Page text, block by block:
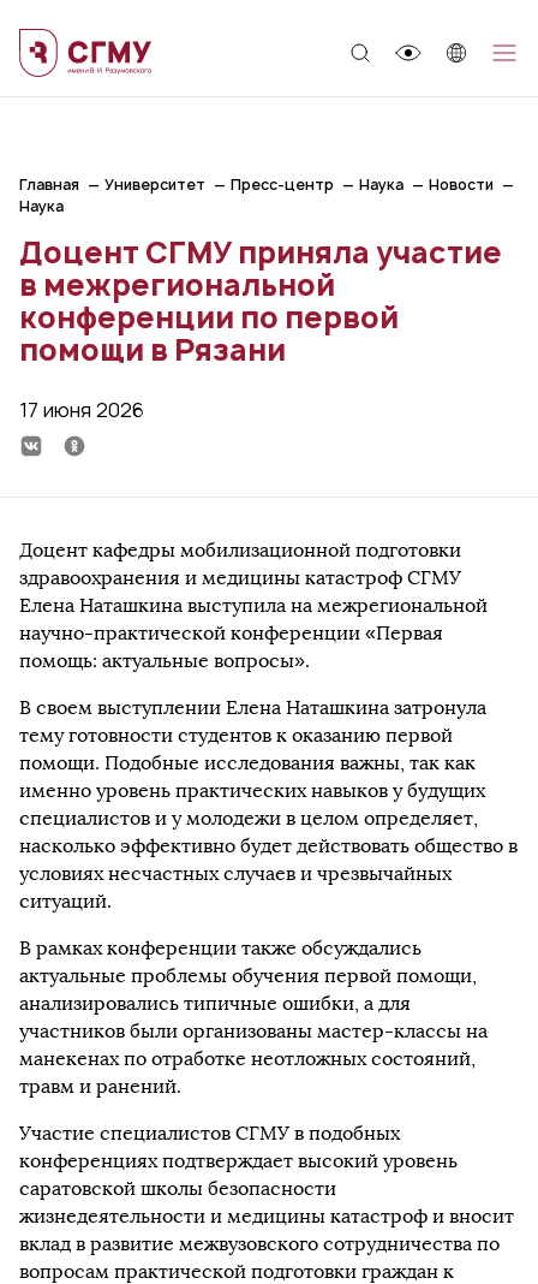
Главная Университет Пресс-центр Наука
Новости
Наука
Доцент СГМУ приняла участие
в межрегиональной
конференции по первой
помощи в Рязани
17 июня 2026
Доцент кафедры мобилизационной подготовки
здравоохранения и медицины катастроф СГМУ
Елена Наташкина выступила на межрегиональной
научно-практической конференции «Первая
помощь: актуальные вопросы».
В своем выступлении Елена Наташкина затронула
тему готовности студентов к оказанию первой
помощи. Подобные исследования важны, так как
именно уровень практических навыков у будущих
специалистов и у молодежи в целом определяет,
насколько эффективно будет действовать общество в
условиях несчастных случаев и чрезвычайных
ситуаций.
В рамках конференции также обсуждались
актуальные проблемы обучения первой помощи,
анализировались типичные ошибки, а для
участников были организованы мастер-классы на
манекенах по отработке неотложных состояний,
травм и ранений.
Участие специалистов СГМУ в подобных
конференциях подтверждает высокий уровень
саратовской школы безопасности
жизнедеятельности и медицины катастроф и вносит
вклад в развитие межвузовского сотрудничества по
вопросам практической подготовки граждан к